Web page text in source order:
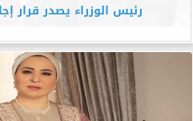
رئيس الوزراء يصدر قرار